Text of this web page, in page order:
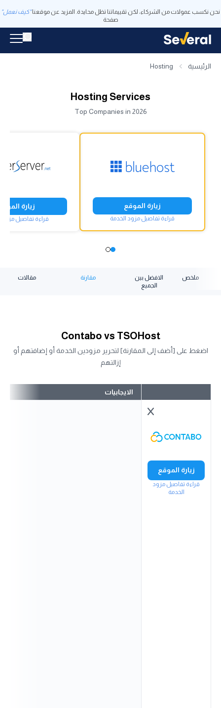
نحن نكسب عمولات من الشركاء، لكن تقييماتنا تظل محايدة. المزيد عن موقعنا "كيف نعمل"
صفحة
الرئيسية Hosting
Hosting Services
Top Companies in 2026
زيارة الموقع
قراءة تفاصيل مزود الخدمة
زيارة
قراءة تفاصيل مزود
ملخص
الافضل بين
الجميع
مقارنة مقالات
Contabo vs TSOHost
اضغط على [أضف إلى المقارنة] لتحرير مزودين الخدمة أو إضافتهم أو
إزالتهم
زيارة الموقع
قراءة تفاصيل مزود
الخدمة
الايجابيات